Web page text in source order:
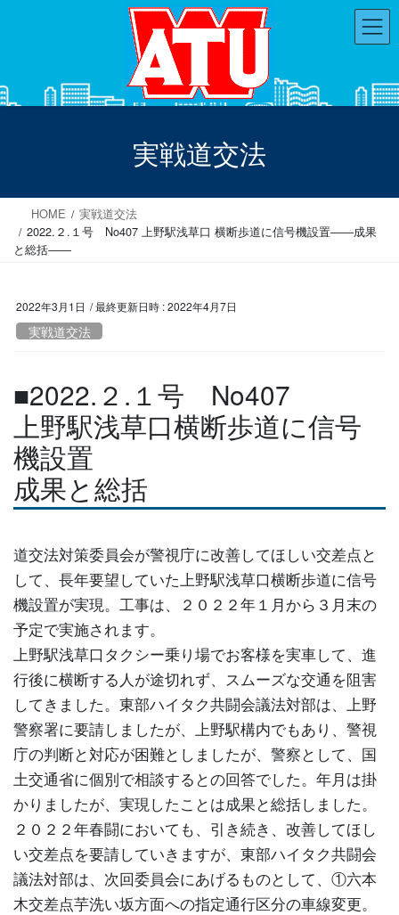
ツ
シ
実戦道交法
HOME
実戦道交法
2022.２.１号 No407 上野駅浅草口 横断歩道に信号機設置――成果
と総括――
2022年3月1日 / 最終更新日時 :2022年4月7日
実戦道交法
■2022.２.１号 No407
上野駅浅草口横断歩道に信号
機設置
成果と総括
道交法対策委員会が警視庁に改善してほしい交差点と
して、長年要望していた上野駅浅草口横断歩道に信号
機設置が実現。工事は、２０２２年１月から３月末の
予定で実施されます。
上野駅浅草口タクシー乗り場でお客様を実車して、進
行後に横断する人が途切れず、スムーズな交通を阻害
してきました。東部ハイタク共闘会議法対部は、上野
警察署に要請しましたが、上野駅構内でもあり、警視
庁の判断と対応が困難としましたが、警察として、国
土交通省に個別で相談するとの回答でした。年月は掛
かりましたが、実現したことは成果と総括しました。
２０２２年春闘においても、引き続き、改善してほし
い交差点を要請していきますが、東部ハイタク共闘会
議法対部は、次回委員会にあげるものとして、①六本
木交差点芋洗い坂方面への指定通行区分の車線変更。